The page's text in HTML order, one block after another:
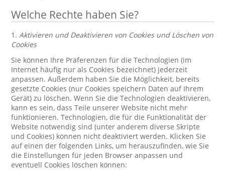
Welche Rechte haben Sie?
1.Aktivieren und Deaktivieren von Cookies und Löschen von
Cookies
Sie können Ihre Präferenzen für die Technologien (im
Internet häufig nur als Cookies bezeichnet) jederzeit
anpassen. Außerdem haben Sie die Möglichkeit, bereits
gesetzte Cookies (nur Cookies speichern Daten auf Ihrem
Gerät) zu löschen. Wenn Sie die Technologien deaktivieren,
kann es sein, dass Teile unserer Website nicht mehr
funktionieren. Technologien, die für die Funktionalität der
Website notwendig sind (unter anderem diverse Skripte
und Cookies) können nicht deaktiviert werden. Klicken Sie
auf einen der folgenden Links, um herauszufinden, wie Sie
die Einstellungen für jeden Browser anpassen und
eventuell Cookies löschen können: